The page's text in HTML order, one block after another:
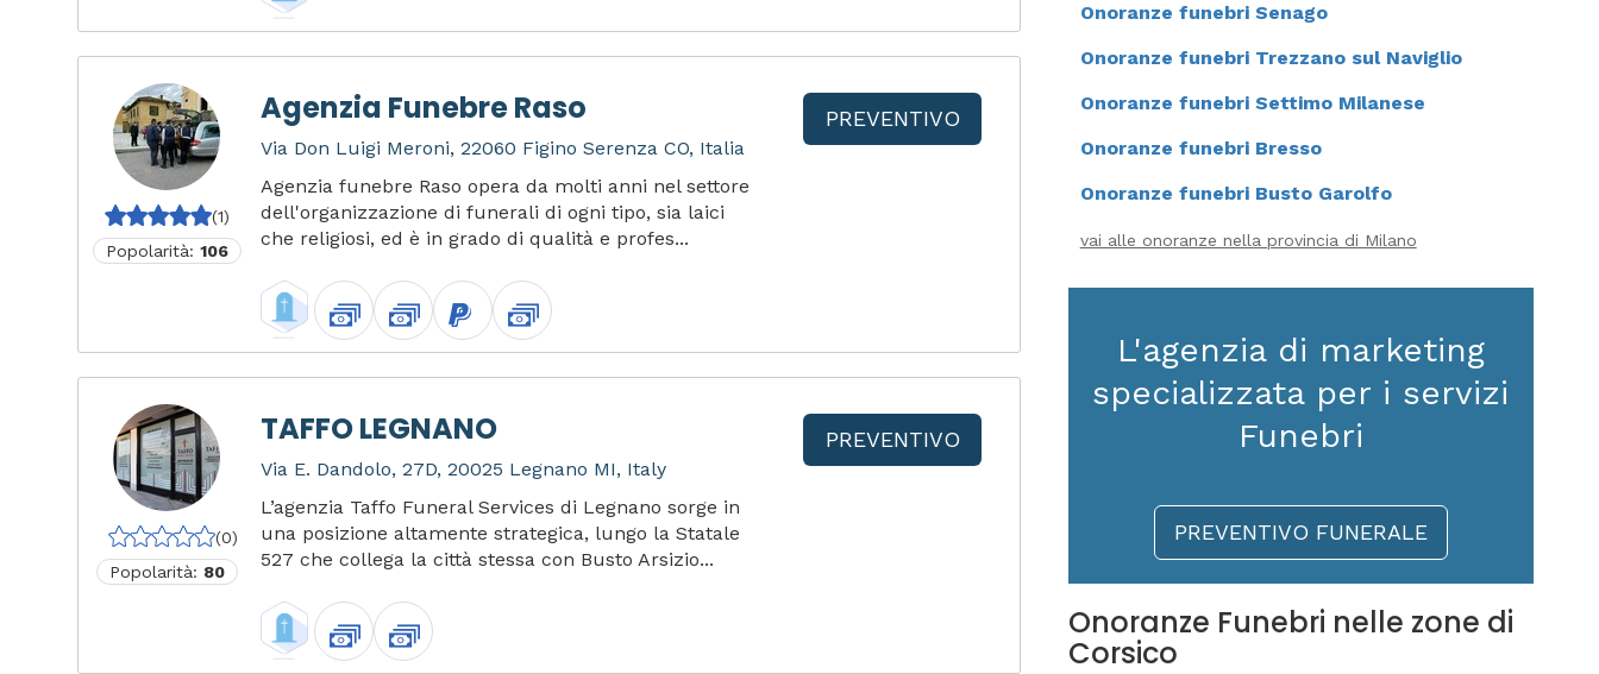
(1)
Popolarità: 106
Agenzia Funebre Raso
Via Don Luigi Meroni, 22060 Figino Serenza CO, Italia
Agenzia funebre Raso opera da molti anni nel settore
dell'organizzazione di funerali di ogni tipo, sia laici
che religiosi, ed è in grado di qualità e profes...
PREVENTIVO
(0)
Popolarità: 80
TAFFO LEGNANO
Via E. Dandolo, 27D, 20025 Legnano MI, Italy
L’agenzia Taffo Funeral Services di Legnano sorge in
una posizione altamente strategica, lungo la Statale
527 che collega la città stessa con Busto Arsizio...
PREVENTIVO
Onoranze funebri Senago
Onoranze funebri Trezzano sul Naviglio
Onoranze funebri Settimo Milanese
Onoranze funebri Bresso
Onoranze funebri Busto Garolfo
vai alle onoranze nella provincia di Milano
L'agenzia di marketing
specializzata per i servizi
Funebri
PREVENTIVO FUNERALE
Onoranze Funebri nelle zone di
Corsico